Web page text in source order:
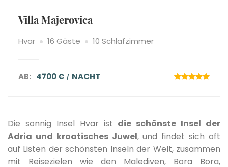
Villa Majerovica
Hvar 16 Gäste 10 Schlafzimmer
AB: 4700 € NACHT
Die sonnig Insel Hvar ist die schönste Insel der
Adria und kroatisches Juwel, und findet sich oft
auf Listen der schönsten Inseln der Welt, zusammen
mit Reisezielen wie den Malediven, Bora Bora,